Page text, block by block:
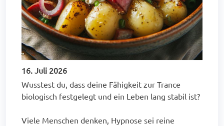
16. Juli 2026
Wusstest du, dass deine Fähigkeit zur Trance
biologisch festgelegt und ein Leben lang stabil ist?
Viele Menschen denken, Hypnose sei reine